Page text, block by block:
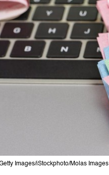
Images/iStockphoto/Molas Images